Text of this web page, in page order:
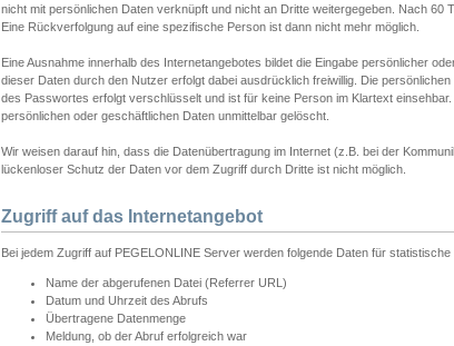
nicht mit persönlichen Daten verknüpft und nicht an Dritte weitergegeben. Nach 60
Eine Rückverfolgung auf eine spezifische Person ist dann nicht mehr möglich.
Eine Ausnahme innerhalb des Internetangebotes bildet die Eingabe persönlicher
dieser Daten durch den Nutzer erfolgt dabei ausdrücklich freiwillig. Die
des Passwortes erfolgt verschlüsselt und ist für keine Person im Klartext
persönlichen oder geschäftlichen Daten unmittelbar gelöscht.
Wir weisen darauf hin, dass die Datenübertragung im Internet (z.B. bei der
lückenloser Schutz der Daten vor dem Zugriff durch Dritte ist nicht möglich.
Zugriff auf das Internetangebot
Bei jedem Zugriff auf PEGELONLINE Server werden folgende Daten für
Name der abgerufenen Datei (Referrer URL)
Datum und Uhrzeit des Abrufs
Übertragene Datenmenge
Meldung, ob der Abruf erfolgreich war